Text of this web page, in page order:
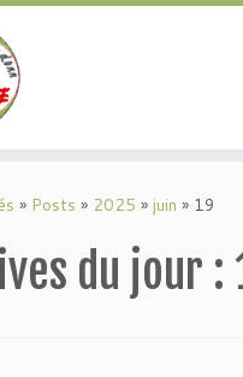
» Posts » 2025 » juin » 19
du jour :